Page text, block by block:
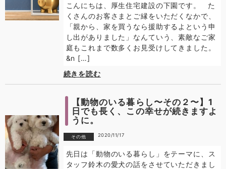
こんにちは、厚生住宅建設の下園です。 た
くさんのお客さまとご縁をいただくなかで、
「親から、家を買うなら援助するよという申
し出がありました」なんていう、素敵なご家
庭もこれまで数多くお見受けしてきました。
&n […]
続きを読む
【動物のいる暮らし〜その２〜】1
日でも長く、この幸せが続きますよ
うに。
その他 2020/11/17
先日は「動物のいる暮らし」をテーマに、ス
タッフ鈴木の愛犬の話をさせていただきまし